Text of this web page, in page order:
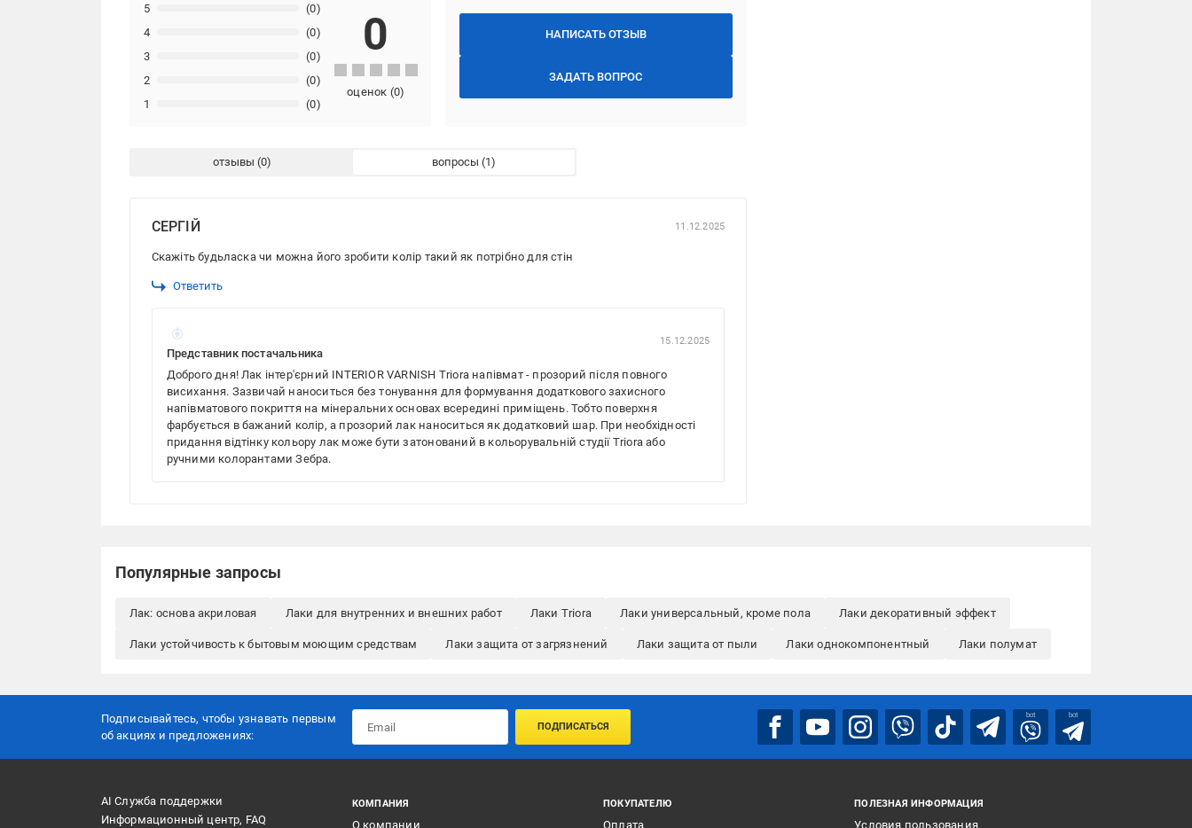
НАПИСАТЬ ОТЗЫВ
ЗАДАТЬ ВОПРОС
1 (0)
2 (0)
3 (0)
4 (0)
5 (0)
0
оценок (0)
отзывы вопросы
СЕРГІЙ 11.12.2025
Скажіть будьласка чи можна його зробити колір такий як потрібно для стін
Ответить
Представник постачальника
15.12.2025
Доброго дня! Лак інтер'єрний INTERIOR VARNISH Triora напівмат - прозорий після повного
висихання. Зазвичай наноситься без тонування для формування додаткового захисного
напівматового покриття на мінеральних основах всередині приміщень. Тобто поверхня
фарбується в бажаний колір, а прозорий лак наноситься як додатковий шар. При необхідності
придання відтінку кольору лак може бути затонований в кольорувальній студії Triora або
ручними колорантами Зебра.
Популярные запросы
Лак: основа акриловая Лаки для внутренних и внешних работ Лаки Triora Лаки универсальный, кроме пола Лаки декоративный эффект
Лаки устойчивость к бытовым моющим средствам Лаки защита от загрязнений Лаки защита от пыли Лаки однокомпонентный Лаки полумат
Подписывайтесь, чтобы узнавать первым
об акцияx и предложениях:
ПОДПИСАТЬСЯ
bot bot
AI Служба поддержки
Информационный центр, FAQ
КОМПАНИЯ
О компании
ПОКУПАТЕЛЮ
Оплата
ПОЛЕЗНАЯ ИНФОРМАЦИЯ
Условия пользования